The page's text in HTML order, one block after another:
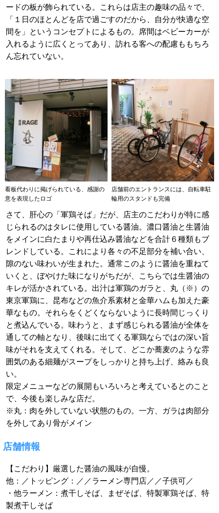
ードの板が飾られている。これらは店主の趣味の品々で、
「１日のほとんどを店で過ごすのだから、自分が快適な空
間を」というコンセプトによるもの。席間はベビーカーが
入れるように広くとってあり、訪れる客への配慮ももちろ
ん忘れていない。
さて、肝心の「軍鶏そば」だが、店主のこだわりが特に感
じられるのはタレに使用している醤油。濃口醤油と生醤油
をメインに白たまりや再仕込み醤油などを合計６種類もブ
レンドしている。これにより各々の不足部分を補い合い、
隙のない味わいが生まれた。通常このように醤油を重ねて
いくと、ぼやけた味になりがちだが、こちらでは生醤油の
キレが活かされている。出汁は軍鶏のガラと、丸（※）の
東京軍鶏に、昆布などの魚介系素材と金華ハムも加えた豪
華なもの。それらをくどくならないように長時間じっくり
と煮込んでいる。味わうと、まず感じられる醤油が全体を
通しての軸となり、後味に出てくる軍鶏ならではの深い旨
味がそれを支えてくれる。そして、どこか蕎麦のような雰
囲気のある細麺がスープをしっかりと持ち上げ、絡みも良
い。
限定メニューなどの展開もいろいろと考えているとのこと
で、今後も楽しみな店だ。
※丸：肉を外していない状態のもの。一方、ガラは肉部分
を外してあり骨がメイン
看板代わりに掲げられている、感謝の
意を表現したロゴ
店舗前のエントランスには、自転車駐
輪用のスタンドも完備
店舗情報
【こだわり】厳選した醤油の風味が自慢。
他：／トッピング：／／ラーメン専門店／／子供可／
・他ラーメン：煮干しそば、まぜそば、特製軍鶏そば、特
製煮干しそば